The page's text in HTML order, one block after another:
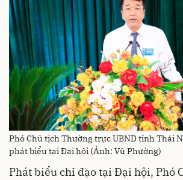
Phó Chủ tịch Thường trực UBND tỉnh Thái
phát biểu tại Đại hội (Ảnh: Vũ Phường)
Phát biểu chỉ đạo tại Đại hội, Phó